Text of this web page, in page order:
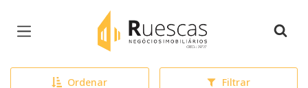
Página inicial
Ordenar Filtrar